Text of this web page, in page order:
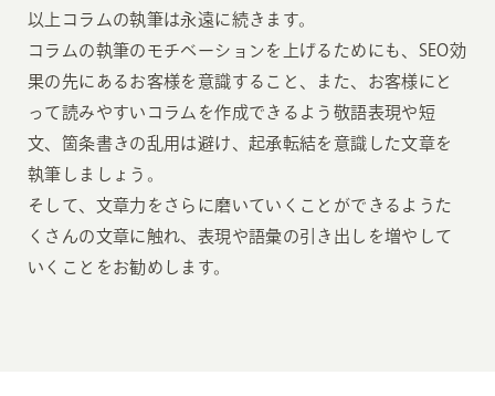
以上コラムの執筆は永遠に続きます。
コラムの執筆のモチベーションを上げるためにも、SEO効
果の先にあるお客様を意識すること、また、お客様にと
って読みやすいコラムを作成できるよう敬語表現や短
文、箇条書きの乱用は避け、起承転結を意識した文章を
執筆しましょう。
そして、文章力をさらに磨いていくことができるようた
くさんの文章に触れ、表現や語彙の引き出しを増やして
いくことをお勧めします。